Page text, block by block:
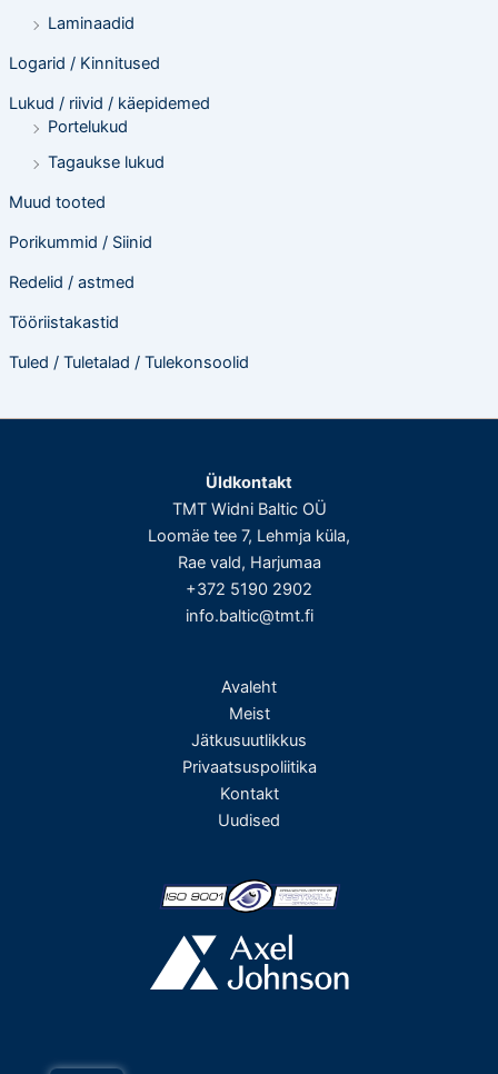
Laminaadid
Logarid / Kinnitused
Lukud / riivid / käepidemed
Portelukud
Tagaukse lukud
Muud tooted
Porikummid / Siinid
Redelid / astmed
Tööriistakastid
Tuled / Tuletalad / Tulekonsoolid
Üldkontakt
TMT Widni Baltic OÜ
Loomäe tee 7, Lehmja küla,
Rae vald, Harjumaa
+372 5190 2902
info.baltic@tmt.fi
Avaleht
Meist
Jätkusuutlikkus
Privaatsuspoliitika
Kontakt
Uudised